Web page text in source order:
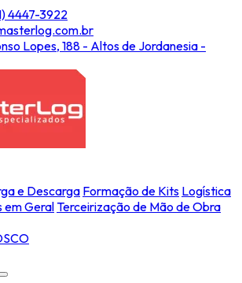
4447-3922
Lopes, 188 - Altos de Jordanesia -
e Descarga Formação de Kits Logística
em GeralTerceirização de Mão de Obra